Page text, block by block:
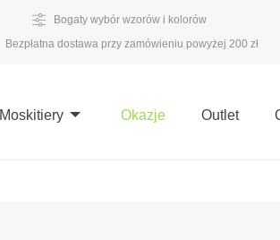
Bogaty wybór wzorów i kolorów
Bezpłatna dostawa przy zamówieniu powyżej 200 zł
Moskitiery Okazje Outlet